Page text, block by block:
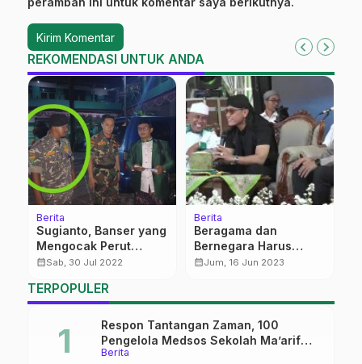
REKOMENDASI UNTUK ANDA
Berita
Sugianto, Banser yang
Mengocak Perut
Rombongan PCNU Pati
calendar_monthSab, 30 Jul 2022
Berita
Beragama dan
Bernegara Harus
Menyenangkan
calendar_monthJum, 16 Jun 2023
TERPOPULER
Berita
Respon Tantangan Zaman, 100
Pengelola Medsos Sekolah Ma’arif
Pekalongan Ikuti Pelatihan Literasi